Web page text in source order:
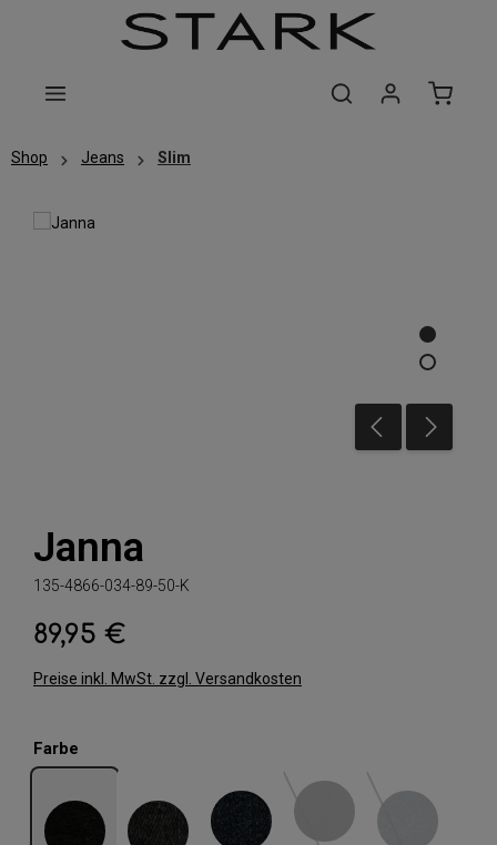
Zum Hauptinhalt springen
Shop Jeans Slim
Janna
135-4866-034-89-50-K
Regulärer Preis:
89,95 €
Preise inkl. MwSt. zzgl. Versandkosten
Farbe